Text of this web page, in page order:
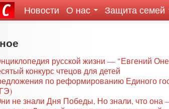
Новости О нас Защита семей
русской жизни — "Евгений
конкурс чтецов для детей
по реформированию Единого
не знали Дня Победы, Но знали, что